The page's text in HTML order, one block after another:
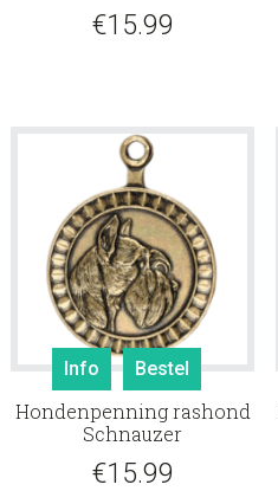
€15.99
Info Bestel
Hondenpenning rashond
Schnauzer
€15.99